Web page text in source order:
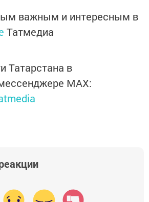
важным и интересным в
Татмедиа
Татарстана в
MАХ: